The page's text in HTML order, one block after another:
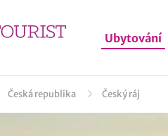
Ubytování
Česká republika Český ráj